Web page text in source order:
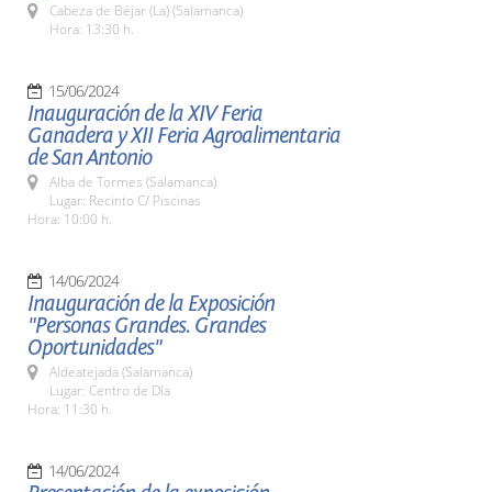
Cabeza de Béjar (La) (Salamanca)
Hora: 13:30 h.
15/06/2024
Inauguración de la XIV Feria
Ganadera y XII Feria Agroalimentaria
de San Antonio
Alba de Tormes (Salamanca)
Lugar: Recinto C/ Piscinas
Hora: 10:00 h.
14/06/2024
Inauguración de la Exposición
"Personas Grandes. Grandes
Oportunidades"
Aldeatejada (Salamanca)
Lugar: Centro de Día
Hora: 11:30 h.
14/06/2024